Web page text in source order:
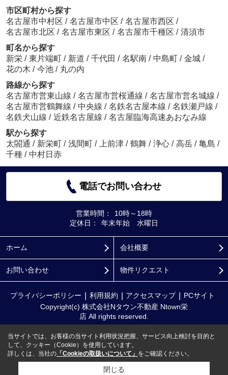
市区町村から探す
名古屋市中村区 / 名古屋市中区 / 名古屋市西区 /
名古屋市北区 / 名古屋市東区 / 名古屋市千種区 / 清須市
町名から探す
新栄 / 東片端町 / 新道 / 千代田 / 名駅南 / 中島町 / 金城 /
花の木 / 今池 / 丸の内
路線から探す
名古屋市営東山線 / 名古屋市営桜通線 / 名古屋市営名城線 /
名古屋市営鶴舞線 / 中央線 / 名鉄名古屋本線 / 名鉄瀬戸線 /
名鉄犬山線 / 近鉄名古屋線 / 名古屋臨海高速あおなみ線
駅から探す
太閤通 / 新栄町 / 浅間町 / 上前津 / 鶴舞 / 浄心 / 高岳 / 亀島 /
千種 / 中村日赤
電話でお問い合わせ
営業時間：
10時～18時
定休日：
年末年始 水曜日
ホーム 会社概要
お問い合わせ 物件リクエスト
プライバシーポリシー 利用規約 アクセスマップ
PCサイト
Copyright(c) 株式会社Nタウン不動産 Ntown栄
店 All rights reserved.
当サイトでは、お客様の当サイト利用状況把握、サービス向上検討を目的と
して、クッキー（Cookie）を使用しています。
詳しくは、当社の 「Cookieの取扱いについて」 をご確認ください。
閉じる